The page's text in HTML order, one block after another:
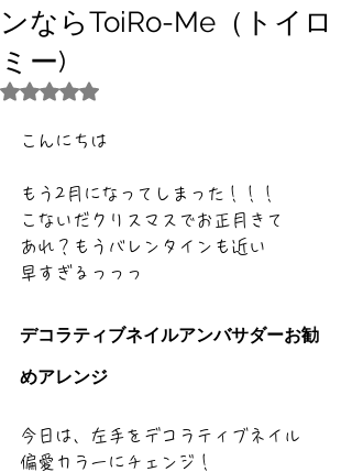
ンならToiRo-Me（トイロ
ミー)
5つ星のうちNaNと評価されています。
こんにちは
もう2月になってしまった！！！
こないだクリスマスでお正月きて
あれ？もうバレンタインも近い
早すぎるっっっ
デコラティブネイルアンバサダーお勧
めアレンジ
今日は、左手をデコラティブネイル
偏愛カラーにチェンジ！